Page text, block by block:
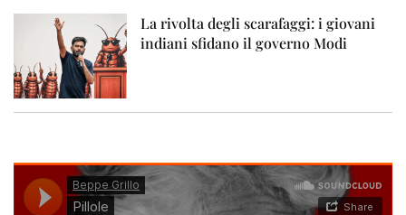
La rivolta degli scarafaggi: i giovani
indiani sfidano il governo Modi